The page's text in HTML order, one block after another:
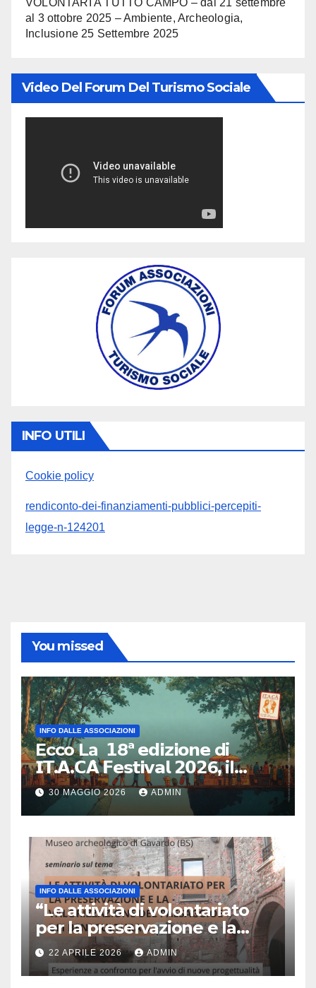
VOLONTARI A TUTTO CAMPO – dal 21 settembre
al 3 ottobre 2025 – Ambiente, Archeologia,
Inclusione 25 Settembre 2025
Video Del Forum Del Turismo Sociale
INFO UTILI
Cookie policy
rendiconto-dei-finanziamenti-pubblici-percepiti-
legge-n-124201
You missed
INFO DALLE ASSOCIAZIONI
Ecco La 𝟭8ª 𝗲𝗱𝗶𝘇𝗶𝗼𝗻𝗲 di
𝗜𝗧.𝗔.𝗖𝗔̀ 𝗙𝗲𝘀𝘁𝗶𝘃𝗮𝗹 𝟮𝟬𝟮6, il
primo e unico festival in Italia
dedicato al turismo
responsabile.
30 MAGGIO 2026 ADMIN
INFO DALLE ASSOCIAZIONI
“Le attività di volontariato
per la preservazione e la
valorizzazione del paesaggio
e dei beni culturali
Esperienze a confronto per
22 APRILE 2026 ADMIN